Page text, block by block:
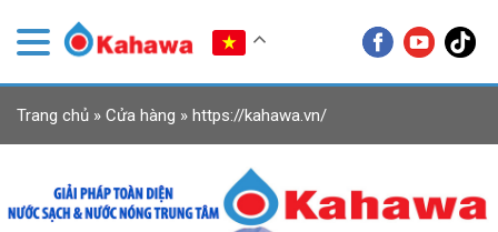
Trang chủ » Cửa hàng » https://kahawa.vn/